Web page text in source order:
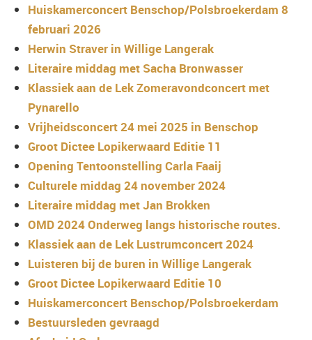
Huiskamerconcert Benschop/Polsbroekerdam 8
februari 2026
Herwin Straver in Willige Langerak
Literaire middag met Sacha Bronwasser
Klassiek aan de Lek Zomeravondconcert met
Pynarello
Vrijheidsconcert 24 mei 2025 in Benschop
Groot Dictee Lopikerwaard Editie 11
Opening Tentoonstelling Carla Faaij
Culturele middag 24 november 2024
Literaire middag met Jan Brokken
OMD 2024 Onderweg langs historische routes.
Klassiek aan de Lek Lustrumconcert 2024
Luisteren bij de buren in Willige Langerak
Groot Dictee Lopikerwaard Editie 10
Huiskamerconcert Benschop/Polsbroekerdam
Bestuursleden gevraagd